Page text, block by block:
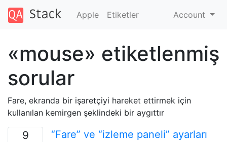
Apple Etiketler Account
«mouse» etiketlenmiş
sorular
Fare, ekranda bir işaretçiyi hareket ettirmek için
kullanılan kemirgen şeklindeki bir aygıttır
9
“Fare” ve “izleme paneli” ayarları